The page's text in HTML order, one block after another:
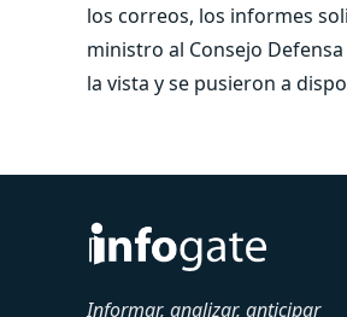
los correos, los informes
ministro al Consejo
la vista y se pusieron a
Informar, analizar, anticipar